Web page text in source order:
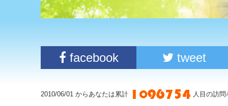
facebook tweet
2010/06/01 からあなたは累計 人目の訪